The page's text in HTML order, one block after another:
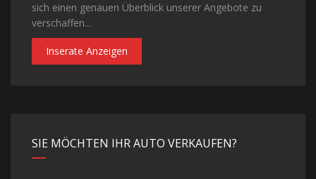
sich einen genauen Überblick unserer Angebote zu
verschaffen...
Inserate Anzeigen
SIE MÖCHTEN IHR AUTO VERKAUFEN?